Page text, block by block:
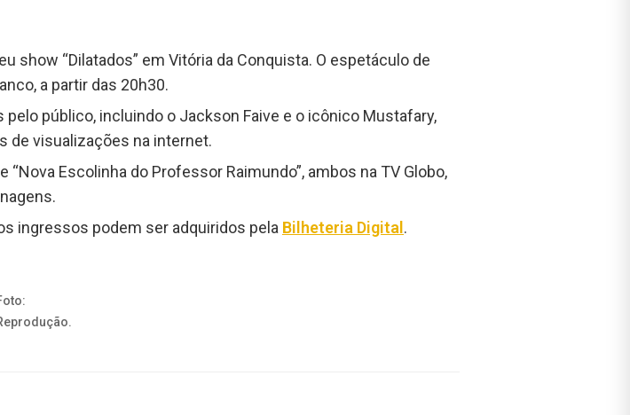
show “Dilatados” em Vitória da Conquista. O espetáculo de
a partir das 20h30.
público, incluindo o Jackson Faive e o icônico Mustafary,
de visualizações na internet.
Escolinha do Professor Raimundo”, ambos na TV Globo,
ingressos podem ser adquiridos pela Bilheteria Digital .